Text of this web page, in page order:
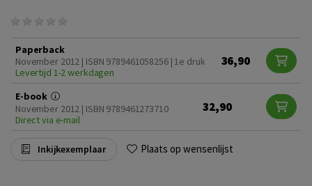
Paperback
November 2012 | ISBN 9789461058256 | 1e druk
Levertijd 1-2 werkdagen
36,90
E-book
November 2012 | ISBN 9789461273710
Direct via e-mail
32,90
Inkijkexemplaar Plaats op wensenlijst